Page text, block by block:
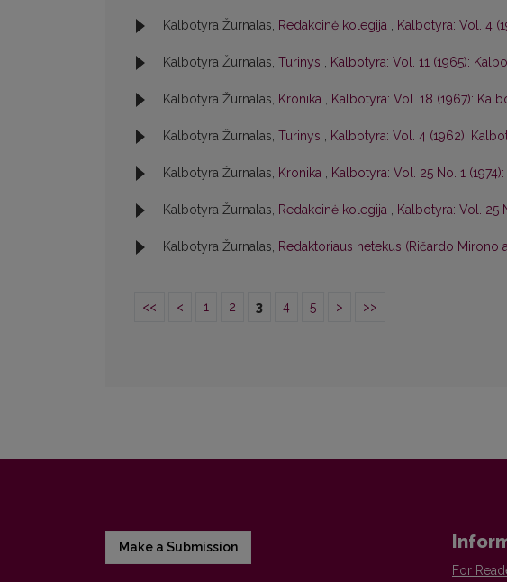
Kalbotyra Žurnalas, Redakcinė kolegija , Kalbotyra: Vol. 4
Kalbotyra Žurnalas, Turinys , Kalbotyra: Vol. 11 (1965):
Kalbotyra Žurnalas, Kronika , Kalbotyra: Vol. 18 (1967):
Kalbotyra Žurnalas, Turinys , Kalbotyra: Vol. 4 (1962):
Kalbotyra Žurnalas, Kronika , Kalbotyra: Vol. 25 No. 1
Kalbotyra Žurnalas, Redakcinė kolegija , Kalbotyra: Vol. 25
Kalbotyra Žurnalas, Redaktoriaus netekus (Ričardo Mirono
<< < 1 2 3 4 5 > >>
Make a Submission
For